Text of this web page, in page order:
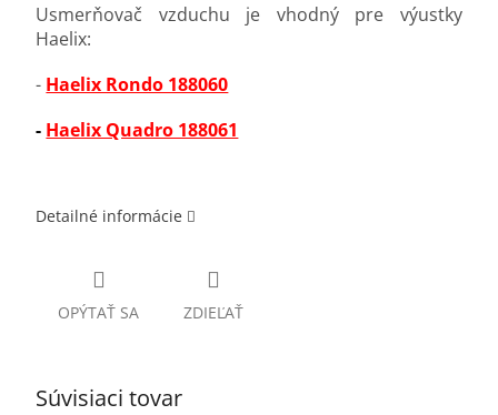
Usmerňovač vzduchu je vhodný pre výustky
Haelix:
- Haelix Rondo 188060
- Haelix Quadro 188061
Detailné informácie
OPÝTAŤ SA ZDIEĽAŤ
Súvisiaci tovar